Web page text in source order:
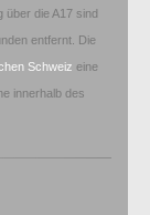
über die A17 sind
entfernt. Die
Schweiz eine
innerhalb des